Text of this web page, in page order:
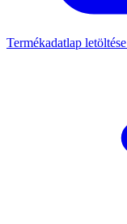
Termékadatlap letöltése